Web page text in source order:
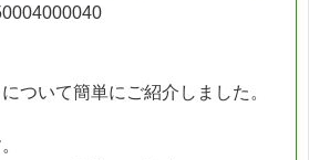
ついて簡単にご紹介しました。